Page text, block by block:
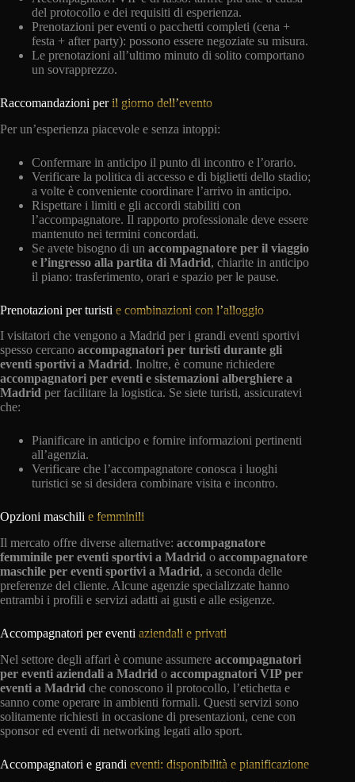
del protocollo e dei requisiti di esperienza.
Prenotazioni per eventi o pacchetti completi (cena +
festa + after party): possono essere negoziate su misura.
Le prenotazioni all’ultimo minuto di solito comportano
un sovrapprezzo.
Raccomandazioni peril giorno dell’evento
Per un’esperienza piacevole e senza intoppi:
Confermare in anticipo il punto di incontro e l’orario.
Verificare la politica di accesso e di biglietti dello stadio;
a volte è conveniente coordinare l’arrivo in anticipo.
Rispettare i limiti e gli accordi stabiliti con
l’accompagnatore. Il rapporto professionale deve essere
mantenuto nei termini concordati.
Se avete bisogno di un accompagnatore per il viaggio
e l’ingresso alla partita di Madrid, chiarite in anticipo
il piano: trasferimento, orari e spazio per le pause.
Prenotazioni per turisti e combinazioni con l’alloggio
I visitatori che vengono a Madrid per i grandi eventi sportivi
spesso cercano accompagnatori per turisti durante gli
eventi sportivi a Madrid. Inoltre, è comune richiedere
accompagnatori per eventi e sistemazioni alberghiere a
Madrid per facilitare la logistica. Se siete turisti, assicuratevi
che:
Pianificare in anticipo e fornire informazioni pertinenti
all’agenzia.
Verificare che l’accompagnatore conosca i luoghi
turistici se si desidera combinare visita e incontro.
Opzioni maschili e femminili
Il mercato offre diverse alternative: accompagnatore
femminile per eventi sportivi a Madrid o accompagnatore
maschile per eventi sportivi a Madrid, a seconda delle
preferenze del cliente. Alcune agenzie specializzate hanno
entrambi i profili e servizi adatti ai gusti e alle esigenze.
Accompagnatori per eventi aziendali e privati
Nel settore degli affari è comune assumere accompagnatori
per eventi aziendali a Madrid o accompagnatori VIP per
eventi a Madrid che conoscono il protocollo, l’etichetta e
sanno come operare in ambienti formali. Questi servizi sono
solitamente richiesti in occasione di presentazioni, cene con
sponsor ed eventi di networking legati allo sport.
Accompagnatori e grandi eventi: disponibilità e pianificazione